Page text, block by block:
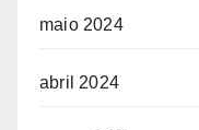
maio 2024
abril 2024